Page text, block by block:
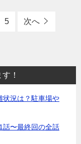
5 次へ
！
状況は？駐車場や
話〜最終回の全話